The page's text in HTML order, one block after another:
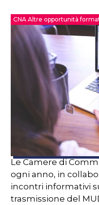
CNA Altre opportunità
Le Camere di
ogni anno, in
incontri informativi
trasmissione del